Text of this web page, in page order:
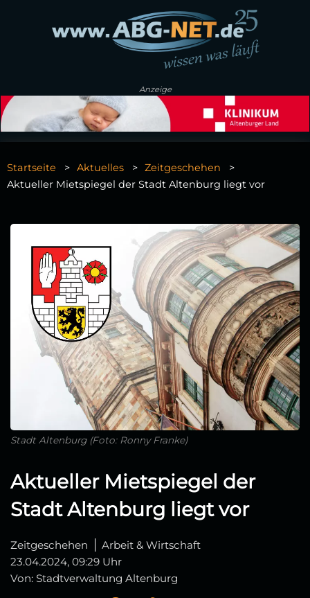
Anzeige
Startseite Aktuelles
Zeitgeschehen
Aktueller Mietspiegel der Stadt Altenburg liegt vor
Stadt Altenburg (Foto: Ronny Franke)
Aktueller Mietspiegel der
Stadt Altenburg liegt vor
Zeitgeschehen
Arbeit & Wirtschaft
23.04.2024, 09:29 Uhr
Von: Stadtverwaltung Altenburg